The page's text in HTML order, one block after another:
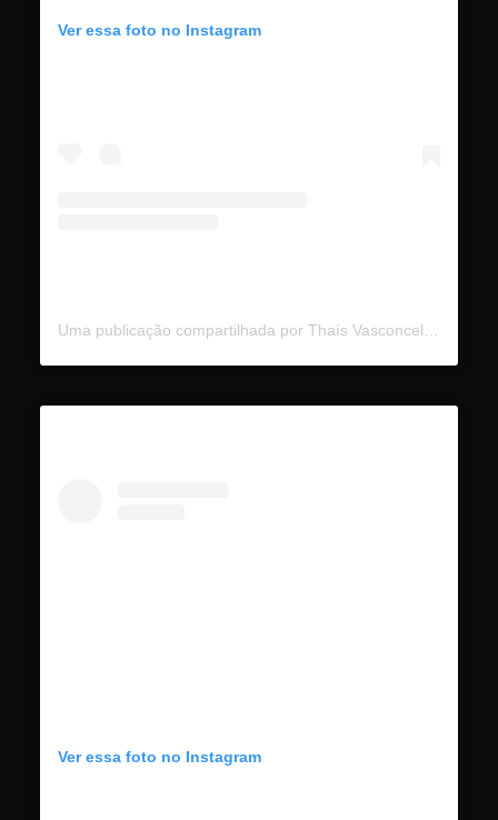
Ver essa foto no Instagram
Uma publicação compartilhada por Thaís Vasconcellos (@thaisrvv)
Ver essa foto no Instagram